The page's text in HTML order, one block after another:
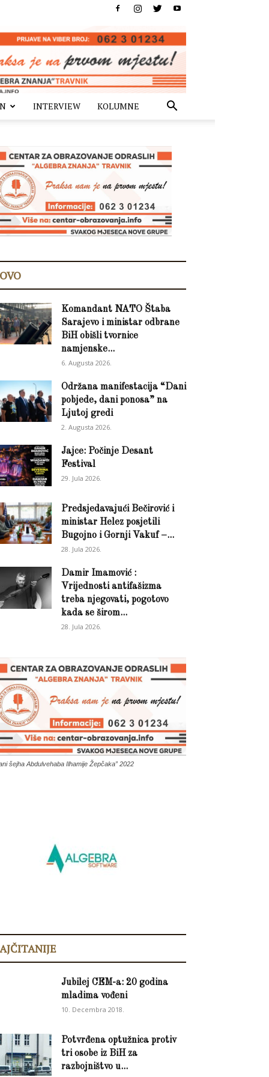
INTERVIEW KOLUMNE
Komandant NATO Štaba
Sarajevo i ministar odbrane
BiH obišli tvornice
namjenske...
6. Augusta 2026.
Održana manifestacija “Dani
pobjede, dani ponosa” na
Ljutoj gredi
2. Augusta 2026.
Jajce: Počinje Desant
Festival
29. Jula 2026.
Predsjedavajući Bečirović i
ministar Helez posjetili
Bugojno i Gornji Vakuf –...
28. Jula 2026.
Damir Imamović :
Vrijednosti antifašizma
treba njegovati, pogotovo
kada se širom...
28. Jula 2026.
šejha Abdulvehaba Ilhamije Žepčaka” 2022
Jubilej CEM-a: 20 godina
mladima vođeni
10. Decembra 2018.
Potvrđena optužnica protiv
tri osobe iz BiH za
razbojništvo u...